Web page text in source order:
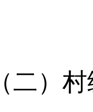
（二）